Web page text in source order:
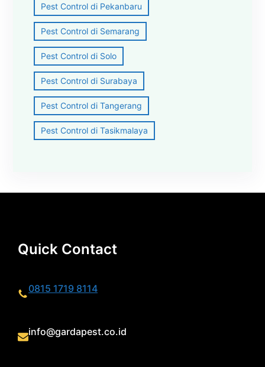
Pest Control di Pekanbaru
Pest Control di Semarang
Pest Control di Solo
Pest Control di Surabaya
Pest Control di Tangerang
Pest Control di Tasikmalaya
Quick Contact
0815 1719 8114
info@gardapest.co.id